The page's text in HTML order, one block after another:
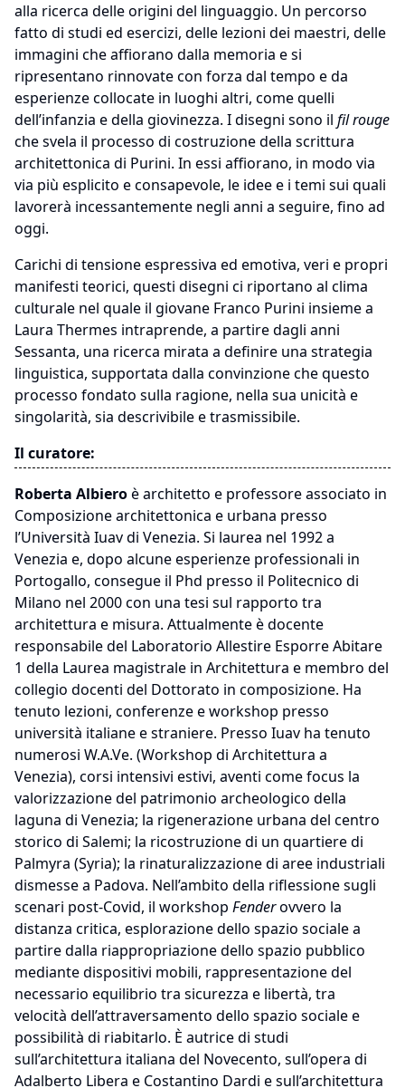
alla ricerca delle origini del linguaggio. Un percorso
fatto di studi ed esercizi, delle lezioni dei maestri, delle
immagini che affiorano dalla memoria e si
ripresentano rinnovate con forza dal tempo e da
esperienze collocate in luoghi altri, come quelli
dell’infanzia e della giovinezza. I disegni sono il fil rouge
che svela il processo di costruzione della scrittura
architettonica di Purini. In essi affiorano, in modo via
via più esplicito e consapevole, le idee e i temi sui quali
lavorerà incessantemente negli anni a seguire, fino ad
oggi.
Carichi di tensione espressiva ed emotiva, veri e propri
manifesti teorici, questi disegni ci riportano al clima
culturale nel quale il giovane Franco Purini insieme a
Laura Thermes intraprende, a partire dagli anni
Sessanta, una ricerca mirata a definire una strategia
linguistica, supportata dalla convinzione che questo
processo fondato sulla ragione, nella sua unicità e
singolarità, sia descrivibile e trasmissibile.
Il curatore:
Roberta Albieroè architetto e professore associato in
Composizione architettonica e urbana presso
l’Università Iuav di Venezia. Si laurea nel 1992 a
Venezia e, dopo alcune esperienze professionali in
Portogallo, consegue il Phd presso il Politecnico di
Milano nel 2000 con una tesi sul rapporto tra
architettura e misura. Attualmente è docente
responsabile del Laboratorio Allestire Esporre Abitare
1 della Laurea magistrale in Architettura e membro del
collegio docenti del Dottorato in composizione. Ha
tenuto lezioni, conferenze e workshop presso
università italiane e straniere. Presso Iuav ha tenuto
numerosi W.A.Ve. (Workshop di Architettura a
Venezia), corsi intensivi estivi, aventi come focus la
valorizzazione del patrimonio archeologico della
laguna di Venezia; la rigenerazione urbana del centro
storico di Salemi; la ricostruzione di un quartiere di
Palmyra (Syria); la rinaturalizzazione di aree industriali
dismesse a Padova. Nell’ambito della riflessione sugli
scenari post-Covid, il workshop Fenderovvero la
distanza critica, esplorazione dello spazio sociale a
partire dalla riappropriazione dello spazio pubblico
mediante dispositivi mobili, rappresentazione del
necessario equilibrio tra sicurezza e libertà, tra
velocità dell’attraversamento dello spazio sociale e
possibilità di riabitarlo. È autrice di studi
sull’architettura italiana del Novecento, sull’opera di
Adalberto Libera e Costantino Dardi e sull’architettura